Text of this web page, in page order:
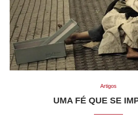
Artigos
UMA FÉ QUE SE